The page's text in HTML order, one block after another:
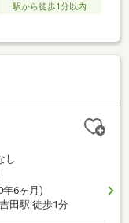
駅から徒歩1分以内
し
年6ヶ月)
田駅 徒歩1分